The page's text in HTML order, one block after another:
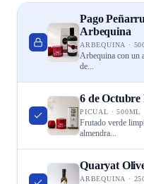
Pago
Arbequina
ARBEQUINA ·
Arbequina con un
de...
6 de Octubre
PICUAL · 500ML
Frutado verde
almendra...
Quaryat
ARBEQUINA ·